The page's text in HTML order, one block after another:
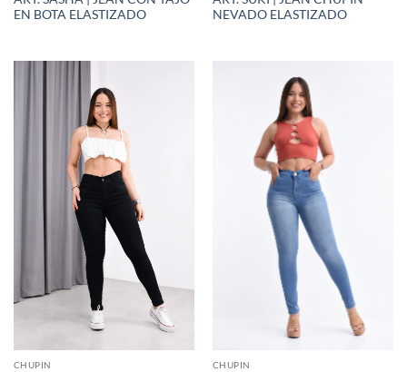
EN BOTA ELASTIZADO
NEVADO ELASTIZADO
CHUPIN CHUPIN